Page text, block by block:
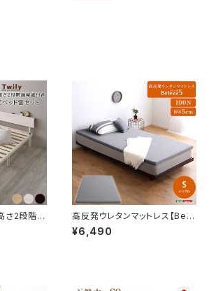
さ2段階調
セミダブ
高反発ウレタンマットレス【Bele
za5-ベレーザ・ファイブ-】(シン
グル) ORM-05S
¥6,490